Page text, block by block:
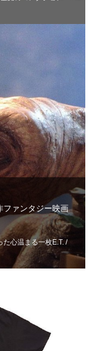
ファンタジー映画
心温まる一枚E.T. /